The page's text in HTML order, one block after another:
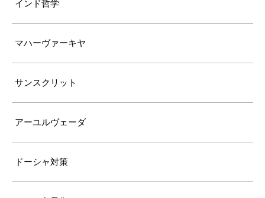
インド哲学
マハーヴァーキヤ
サンスクリット
アーユルヴェーダ
ドーシャ対策